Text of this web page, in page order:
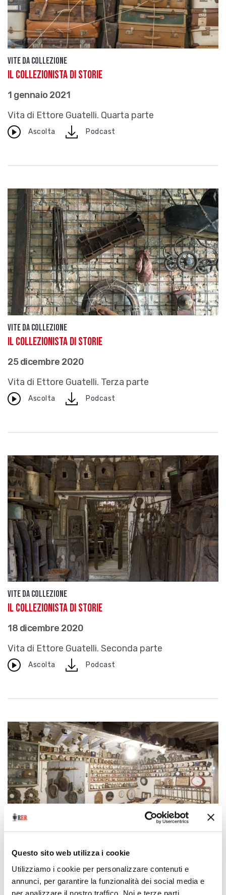
Questo sito web utilizza i cookie
Utilizziamo i cookie per personalizzare contenuti e
annunci, per garantire la funzionalità dei social media e
per analizzare il nostro traffico. Noi e terze parti
Vite da Collezione
Il collezionista di storie
1 gennaio 2021
Vita di Ettore Guatelli. Quarta parte
Ascolta downloadPodcast
Vite da Collezione
Il collezionista di storie
25 dicembre 2020
Vita di Ettore Guatelli. Terza parte
Ascolta downloadPodcast
Vite da Collezione
Il collezionista di storie
18 dicembre 2020
Vita di Ettore Guatelli. Seconda parte
Ascolta downloadPodcast
Il collezionista di storie